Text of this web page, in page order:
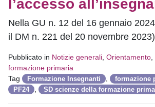
l’accesso
Nella GU n. 12 del 16 gennaio
il DM n. 221 del 20 novembre
Pubblicato in Notizie generali Orientamento
formazione primaria
Tag
Formazione Insegnanti formazione
PF24 SD scienze della formazione